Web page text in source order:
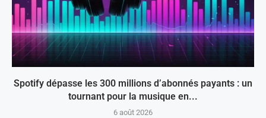
Spotify dépasse les 300 millions d’abonnés payants : un
tournant pour la musique en...
6 août 2026